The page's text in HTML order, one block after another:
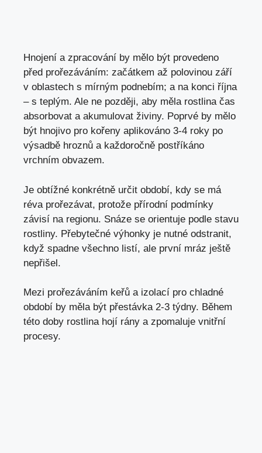
Hnojení a zpracování by mělo být provedeno
před prořezáváním: začátkem až polovinou září
v oblastech s mírným podnebím; a na konci října
– s teplým. Ale ne později, aby měla rostlina čas
absorbovat a akumulovat živiny. Poprvé by mělo
být hnojivo pro kořeny aplikováno 3-4 roky po
výsadbě hroznů a každoročně postříkáno
vrchním obvazem.
Je obtížné konkrétně určit období, kdy se má
réva prořezávat, protože přírodní podmínky
závisí na regionu. Snáze se orientuje podle stavu
rostliny. Přebytečné výhonky je nutné odstranit,
když spadne všechno listí, ale první mráz ještě
nepřišel.
Mezi prořezáváním keřů a izolací pro chladné
období by měla být přestávka 2-3 týdny. Během
této doby rostlina hojí rány a zpomaluje vnitřní
procesy.